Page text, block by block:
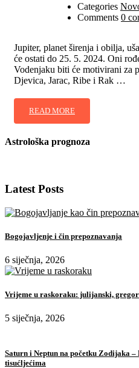
Categories
Comments 0
Jupiter, planet širenja i obilja,
će ostati do 25. 5. 2024. Oni
Vodenjaku biti će motivirani za
Djevica, Jarac, Ribe i Rak …
READ MORE
Astrološka prognoza
Latest Posts
Bogojavljenje i čin prepoznavanja
6 siječnja, 2026
Vrijeme u raskoraku: julijanski,
5 siječnja, 2026
Saturn i Neptun na početku Zodijaka
tisućljećima